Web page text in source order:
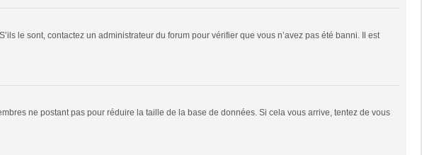
le sont, contactez un administrateur du forum pour vérifier que vous n’avez pas été banni. Il est
ne postant pas pour réduire la taille de la base de données. Si cela vous arrive, tentez de vous